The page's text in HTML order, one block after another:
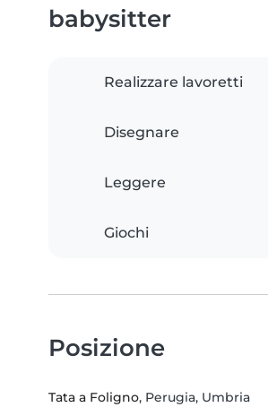
babysitter
Realizzare lavoretti
Disegnare
Leggere
Giochi
Posizione
Tata a Foligno, Perugia, Umbria